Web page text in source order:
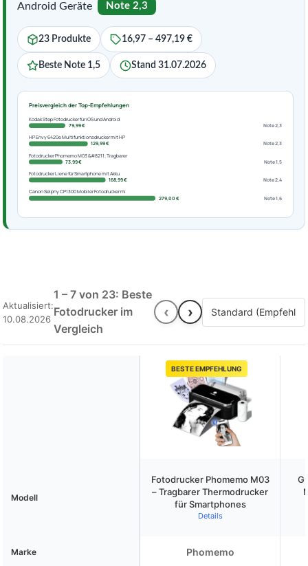
Android Geräte
Note 2,3
23 Produkte 16,97 – 497,19 €
Beste Note 1,5 Stand 31.07.2026
Preisvergleich der Top-Empfehlungen
Kodak Step Fotodrucker für iOS und Android
79,99 €
Note 2,3
HP Envy 6420e Multifunktionsdrucker mit HP
129,99 €
Note 2,3
Fotodrucker Phomemo M03 &#8211; Tragbarer
73,99 €
Note 1,5
Fotodrucker Liene für Smartphone mit Akku
168,99 €
Note 2,4
Canon Selphy CP1300 Mobiler Fotodrucker mi
279,00 €
Note 1,6
Aktualisiert:
10.08.2026
1 – 7 von 23: Beste
Fotodrucker im
Vergleich
‹ ›
BESTE EMPFEHLUNG
Modell
Fotodrucker Phomemo M03
– Tragbarer Thermodrucker
für Smartphones
Details
Marke Phomemo